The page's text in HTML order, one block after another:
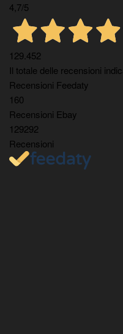
4,7/5
129.452
Il totale delle recensioni
Recensioni Feedaty
160
Recensioni Ebay
129292
Recensioni